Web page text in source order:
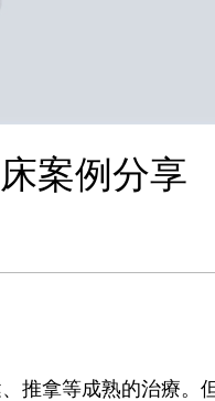
案例分享
推拿等成熟的治療。